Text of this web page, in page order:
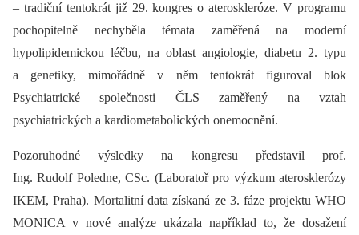
–⁠ tradiční tentokrát již 29. kongres o ateroskleróze. V programu
pochopitelně nechyběla témata zaměřená na moderní
hypolipidemickou léčbu, na oblast angiologie, diabetu 2. typu
a genetiky, mimořádně v něm tentokrát figuroval blok
Psychiatrické společnosti ČLS zaměřený na vztah
psychiatrických a kardiometabolických onemocnění.
Pozoruhodné výsledky na kongresu představil prof.
Ing. Rudolf Poledne, CSc. (Laboratoř pro výzkum aterosklerózy
IKEM, Praha). Mortalitní data získaná ze 3. fáze projektu WHO
MONICA v nové analýze ukázala například to, že dosažení